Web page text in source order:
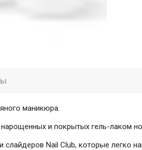
маникюра.
и покрытых гель-лаком
Nail Club, которые легко